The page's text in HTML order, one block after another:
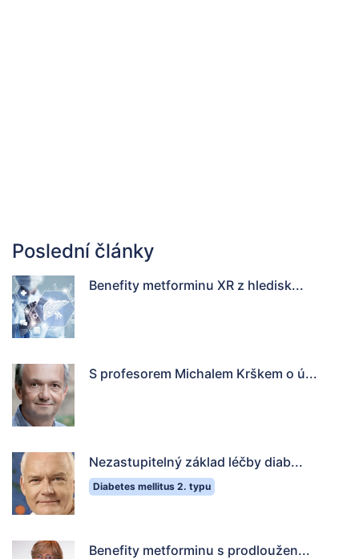
Poslední články
Benefity metforminu XR z hledisk...
S profesorem Michalem Krškem o ú...
Nezastupitelný základ léčby diab...
Diabetes mellitus 2. typu
Benefity metforminu s prodloužen...